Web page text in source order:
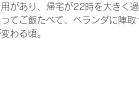
用があり、帰宅が22時を大きく
てご飯たべて、ベランダに陣取
わる頃。